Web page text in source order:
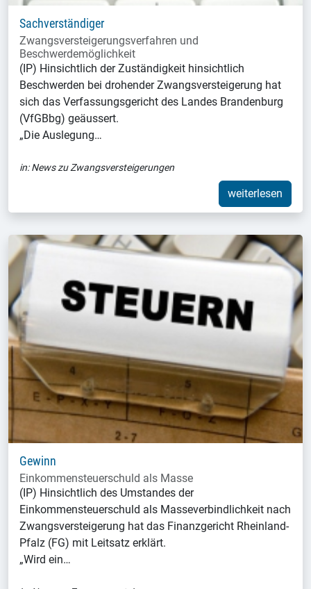
Sachverständiger
Zwangsversteigerungsverfahren und
Beschwerdemöglichkeit
(IP) Hinsichtlich der Zuständigkeit hinsichtlich
Beschwerden bei drohender Zwangsversteigerung hat
sich das Verfassungsgericht des Landes Brandenburg
(VfGBbg) geäussert.
„Die Auslegung…
in:News zu Zwangsversteigerungen
weiterlesen
Gewinn
Einkommensteuerschuld als Masse
(IP) Hinsichtlich des Umstandes der
Einkommensteuerschuld als Masseverbindlichkeit nach
Zwangsversteigerung hat das Finanzgericht Rheinland-
Pfalz (FG) mit Leitsatz erklärt.
„Wird ein…